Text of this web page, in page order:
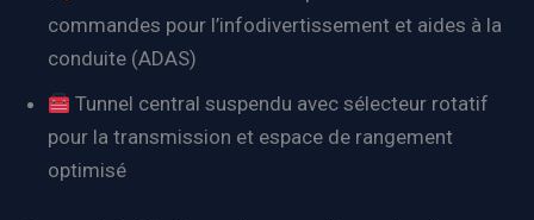
commandes pour l’infodivertissement et aides à la
conduite (ADAS)
Tunnel central suspendu avec sélecteur rotatif
pour la transmission et espace de rangement
optimisé